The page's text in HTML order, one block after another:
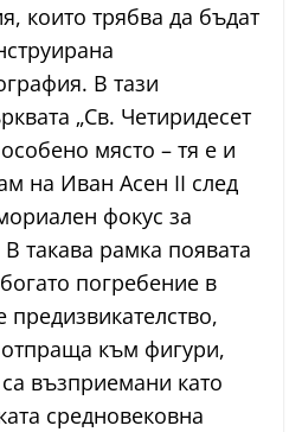
които трябва да бъдат
В тази
„Св. Четиридесет
място – тя е и
на Иван Асен II след
фокус за
такава рамка появата
погребение в
предизвикателство,
към фигури,
възприемани като
средновековна